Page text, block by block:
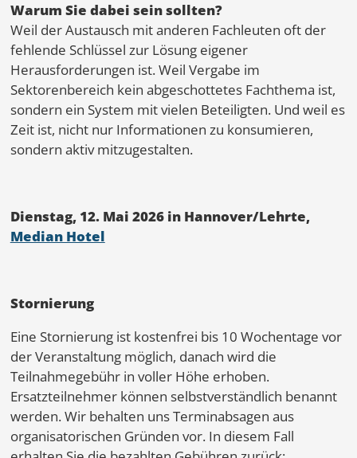
Warum Sie dabei sein sollten?
Weil der Austausch mit anderen Fachleuten oft der
fehlende Schlüssel zur Lösung eigener
Herausforderungen ist. Weil Vergabe im
Sektorenbereich kein abgeschottetes Fachthema ist,
sondern ein System mit vielen Beteiligten. Und weil es
Zeit ist, nicht nur Informationen zu konsumieren,
sondern aktiv mitzugestalten.
Dienstag, 12. Mai 2026 in Hannover/Lehrte,
Median Hotel
Stornierung
Eine Stornierung ist kostenfrei bis 10 Wochentage vor
der Veranstaltung möglich, danach wird die
Teilnahmegebühr in voller Höhe erhoben.
Ersatzteilnehmer können selbstverständlich benannt
werden. Wir behalten uns Terminabsagen aus
organisatorischen Gründen vor. In diesem Fall